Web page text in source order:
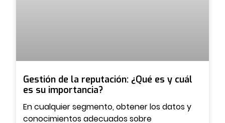
Gestión de la reputación: ¿Qué es y cuál
es su importancia?
En cualquier segmento, obtener los datos y
conocimientos adecuados sobre